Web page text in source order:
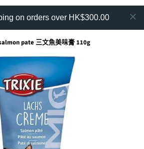
on orders over HK$300.00
pate 三文魚美味膏 110g